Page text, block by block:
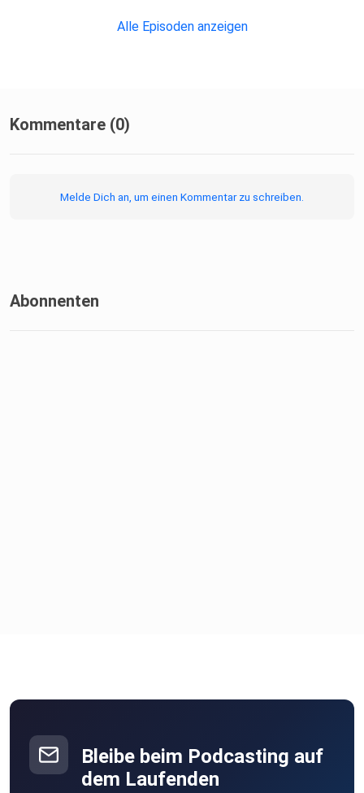
Alle Episoden anzeigen
Kommentare (0)
Melde Dich an, um einen Kommentar zu schreiben.
Abonnenten
Bleibe beim Podcasting auf
dem Laufenden